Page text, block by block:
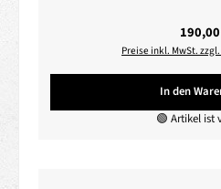
Preise inkl. MwSt.
In den
🟢 Artikel ist